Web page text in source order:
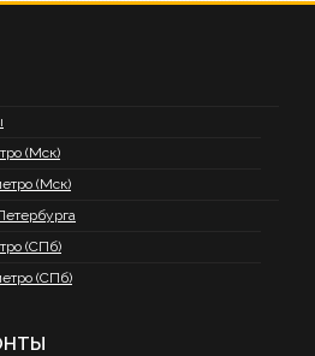
(Мск)
(Мск)
(СПб)
(СПб)